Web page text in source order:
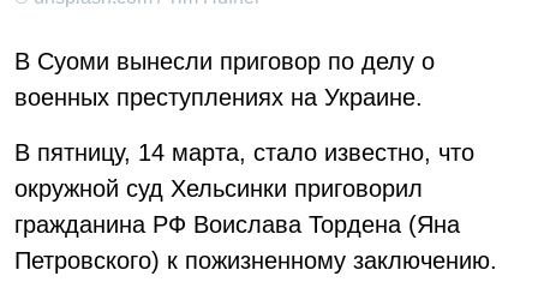
В Суоми вынесли приговор по делу о
военных преступлениях на Украине.
В пятницу, 14 марта, стало известно, что
окружной суд Хельсинки приговорил
гражданина РФ Воислава Тордена (Яна
Петровского) к пожизненному заключению.